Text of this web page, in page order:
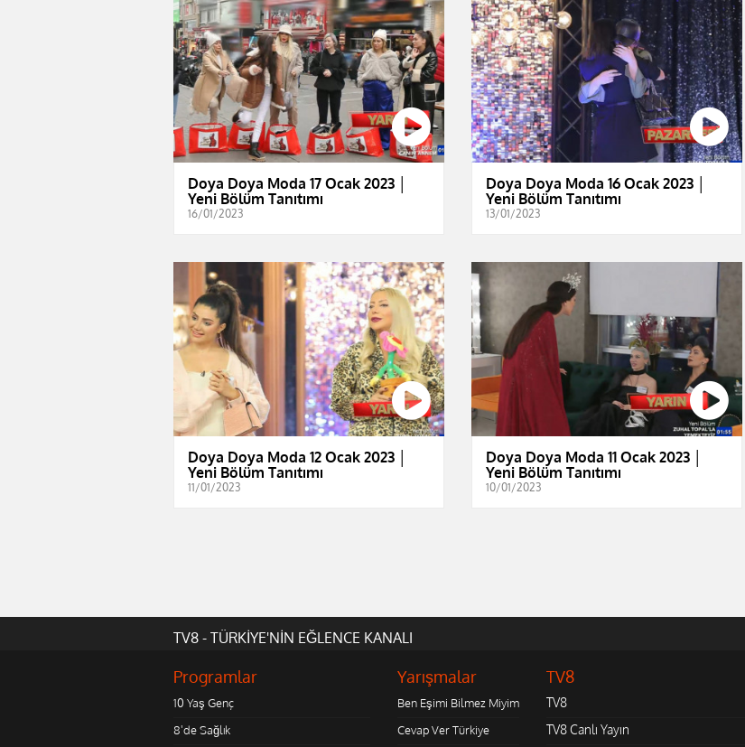
Doya Doya Moda 17 Ocak 2023 │
Yeni Bölüm Tanıtımı
16/01/2023
Doya Doya Moda 16 Ocak 2023 │
Yeni Bölüm Tanıtımı
13/01/2023
Doya Doya Moda 12 Ocak 2023 │
Yeni Bölüm Tanıtımı
11/01/2023
Doya Doya Moda 11 Ocak 2023 │
Yeni Bölüm Tanıtımı
10/01/2023
TV8 - TÜRKİYE'NİN EĞLENCE KANALI
Programlar
10 Yaş Genç
8'de Sağlık
Yarışmalar
Ben Eşimi Bilmez Miyim
Cevap Ver Türkiye
TV8
TV8
TV8 Canlı Yayın